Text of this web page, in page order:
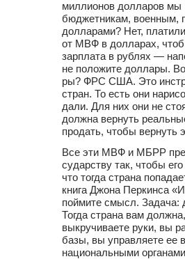
миллионов долларов мы
бюджетникам, военным,
долларами? Нет,
от МВФ в долларах,
зарплата в рублях —
не положите доллары.
ры? ФРС США. Это
стран. То есть они
дали. Для них они не
должна вернуть
продать, чтобы вернуть
Все эти МВФ и МБРР
сударству так, чтобы
что тогда страна
книга Джона Перкинса
поймите смысл. Задача:
Тогда страна вам
выкручиваете руки, вы
базы, вы управляете ее
национальными